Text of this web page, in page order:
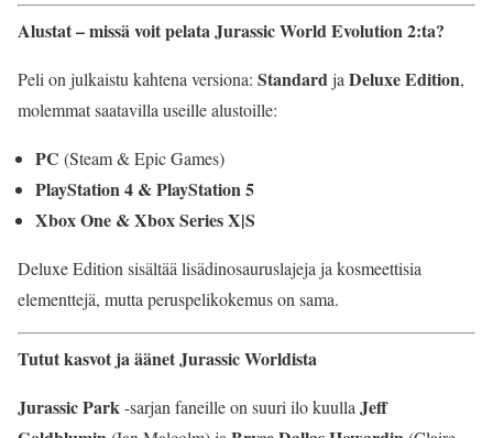
Alustat – missä voit pelata Jurassic World Evolution 2:ta?
Peli on julkaistu kahtena versiona: Standardja Deluxe Edition,
molemmat saatavilla useille alustoille:
PC (Steam & Epic Games)
PlayStation 4 & PlayStation 5
Xbox One & Xbox Series X|S
Deluxe Edition sisältää lisädinosauruslajeja ja kosmeettisia
elementtejä, mutta peruspelikokemus on sama.
Tutut kasvot ja äänet Jurassic Worldista
Jurassic Park-sarjan faneille on suuri ilo kuulla Jeff